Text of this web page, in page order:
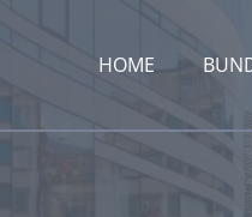
HOME